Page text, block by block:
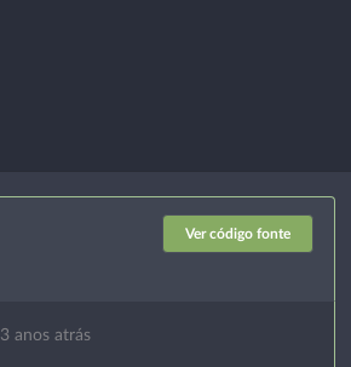
Ver código fonte
3 anos atrás